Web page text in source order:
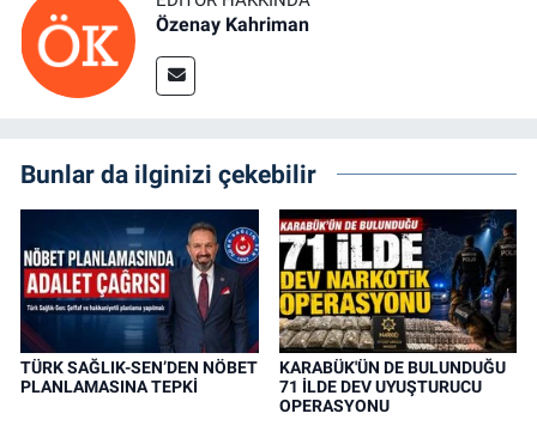
Özenay Kahriman
Bunlar da ilginizi çekebilir
TÜRK SAĞLIK-SEN’DEN NÖBET
PLANLAMASINA TEPKİ
KARABÜK'ÜN DE BULUNDUĞU
71 İLDE DEV UYUŞTURUCU
OPERASYONU